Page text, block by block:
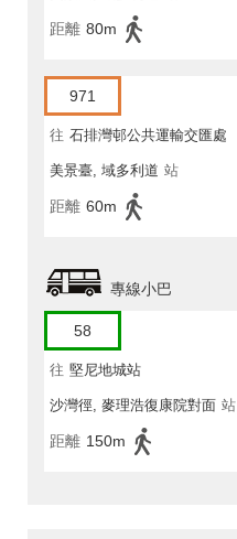
距離 80m
971
往 石排灣邨公共運輸交匯處
美景臺, 域多利道 站
距離 60m
專線小巴
58
往 堅尼地城站
沙灣徑, 麥理浩復康院對面 站
距離 150m